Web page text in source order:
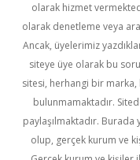
olarak hizmet
olarak denetleme veya
Ancak, üyelerimiz
siteye üye olarak bu
sitesi, herhangi bir marka,
bulunmamaktadır.
paylaşılmaktadır.
olup, gerçek kurum ve